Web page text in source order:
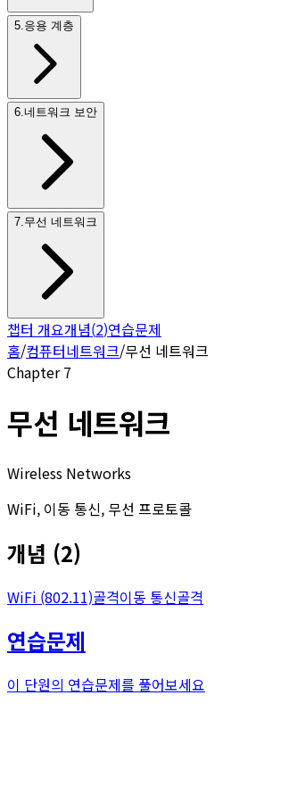
5 응용 계층
6 네트워크 보안
7 무선 네트워크
챕터 개요개념(2)연습문제
홈/컴퓨터네트워크/무선 네트워크
Chapter7
무선 네트워크
Wireless Networks
WiFi, 이동 통신, 무선 프로토콜
개념 (2)
WiFi (802.11)골격이동 통신골격
연습문제
이 단원의 연습문제를 풀어보세요